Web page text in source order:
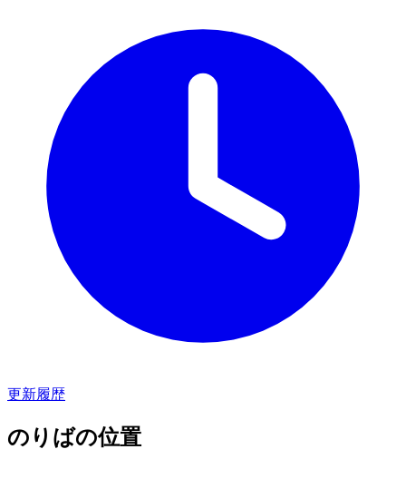
更新履歴
のりばの位置